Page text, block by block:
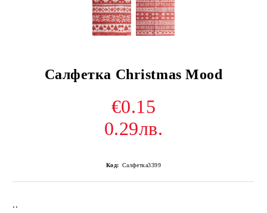
Салфетка Christmas Mood
€0.15
0.29лв.
Код: Салфетка3399
..